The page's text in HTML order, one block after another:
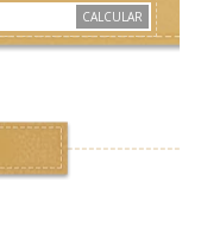
CALCULAR